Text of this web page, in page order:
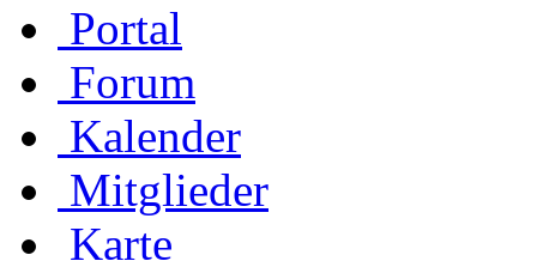
Portal
Forum
Kalender
Mitglieder
Karte